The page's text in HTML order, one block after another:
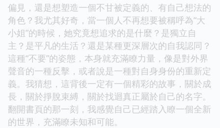
偏見，還是想塑造一個不甘被定義的、有自己想法的
角色？我尤其好奇，當一個人不再想要被稱呼為“大
小姐”的時候，她究竟想追求的是什麼？是獨立自
主？是平凡的生活？還是某種更深層次的自我認同？
這種“不要”的姿態，本身就充滿瞭力量，像是對外界
聲音的一種反擊，或者說是一種對自身身份的重新定
義。我猜想，這背後一定有一個精彩的故事，關於成
長，關於掙脫束縛，關於找迴真正屬於自己的名字。
翻開書頁的那一刻，我感覺自己已經踏入瞭一個全新
的世界，充滿瞭未知和可能。